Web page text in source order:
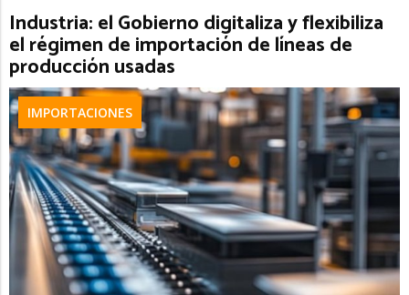
Industria: el Gobierno digitaliza y flexibiliza
el régimen de importación de líneas de
producción usadas
IMPORTACIONES